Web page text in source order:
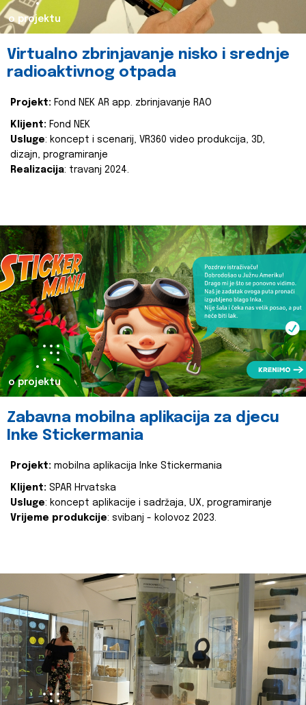
o projektu
Virtualno zbrinjavanje nisko i srednje
radioaktivnog otpada
Projekt: Fond NEK AR app. zbrinjavanje RAO
Klijent: Fond NEK
Usluge: koncept i scenarij, VR360 video produkcija, 3D,
dizajn, programiranje
Realizacija: travanj 2024.
o projektu
Zabavna mobilna aplikacija za djecu
Inke Stickermania
Projekt: mobilna aplikacija Inke Stickermania
Klijent: SPAR Hrvatska
Usluge: koncept aplikacije i sadržaja, UX, programiranje
Vrijeme produkcije: svibanj - kolovoz 2023.